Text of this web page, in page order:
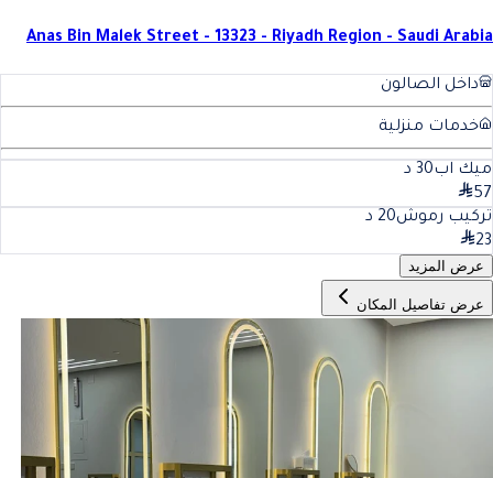
Anas Bin Malek Street - 13323 - Riyadh Region - Saudi Arabia
داخل الصالون
خدمات منزلية
ميك اب30 د
57
تركيب رموش20 د
23
عرض المزيد
عرض تفاصيل المكان